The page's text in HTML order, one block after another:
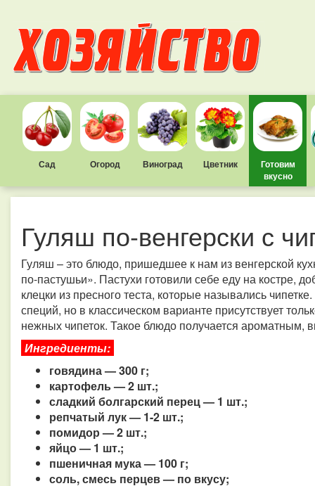
Сад Огород Виноград Цветник
Готовим
вкусно
Гуляш по-венгерски с
Гуляш – это блюдо, пришедшее к нам из венгерской
по-пастушьи». Пастухи готовили себе еду на костре,
клецки из пресного теста, которые назывались
специй, но в классическом варианте присутствует
нежных чипеток. Такое блюдо получается ароматным,
Ингредиенты:
говядина — 300 г;
картофель — 2 шт.;
сладкий болгарский перец — 1 шт.;
репчатый лук — 1-2 шт.;
помидор — 2 шт.;
яйцо — 1 шт.;
пшеничная мука — 100 г;
соль, смесь перцев — по вкусу;